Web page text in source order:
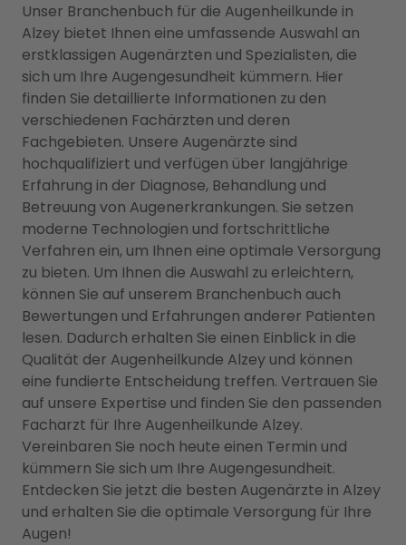
Unser Branchenbuch für die Augenheilkunde in
Alzey bietet Ihnen eine umfassende Auswahl an
erstklassigen Augenärzten und Spezialisten, die
sich um Ihre Augengesundheit kümmern. Hier
finden Sie detaillierte Informationen zu den
verschiedenen Fachärzten und deren
Fachgebieten. Unsere Augenärzte sind
hochqualifiziert und verfügen über langjährige
Erfahrung in der Diagnose, Behandlung und
Betreuung von Augenerkrankungen. Sie setzen
moderne Technologien und fortschrittliche
Verfahren ein, um Ihnen eine optimale Versorgung
zu bieten. Um Ihnen die Auswahl zu erleichtern,
können Sie auf unserem Branchenbuch auch
Bewertungen und Erfahrungen anderer Patienten
lesen. Dadurch erhalten Sie einen Einblick in die
Qualität der Augenheilkunde Alzey und können
eine fundierte Entscheidung treffen. Vertrauen Sie
auf unsere Expertise und finden Sie den passenden
Facharzt für Ihre Augenheilkunde Alzey.
Vereinbaren Sie noch heute einen Termin und
kümmern Sie sich um Ihre Augengesundheit.
Entdecken Sie jetzt die besten Augenärzte in Alzey
und erhalten Sie die optimale Versorgung für Ihre
Augen!